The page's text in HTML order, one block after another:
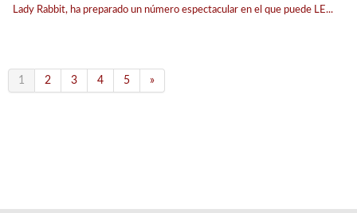
Lady Rabbit, ha preparado un número espectacular en el que puede LE...
1 2 3 4 5 »